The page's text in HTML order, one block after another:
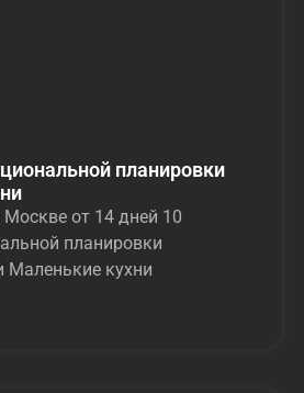
планировки
Москве от 14 дней 10
планировки
Маленькие кухни